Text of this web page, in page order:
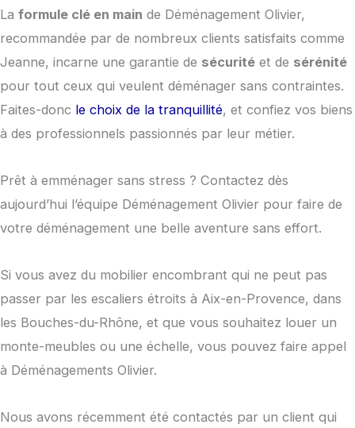
La formule clé en main de Déménagement Olivier,
recommandée par de nombreux clients satisfaits comme
Jeanne, incarne une garantie de sécurité et de sérénité
pour tout ceux qui veulent déménager sans contraintes.
Faites-donc le choix de la tranquillité, et confiez vos biens
à des professionnels passionnés par leur métier.
Prêt à emménager sans stress ? Contactez dès
aujourd’hui l’équipe Déménagement Olivier pour faire de
votre déménagement une belle aventure sans effort.
Si vous avez du mobilier encombrant qui ne peut pas
passer par les escaliers étroits à Aix-en-Provence, dans
les Bouches-du-Rhône, et que vous souhaitez louer un
monte-meubles ou une échelle, vous pouvez faire appel
à Déménagements Olivier.
Nous avons récemment été contactés par un client qui